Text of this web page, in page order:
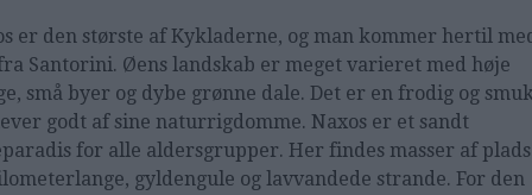
er den største af Kykladerne, og man kommer hertil
Santorini. Øens landskab er meget varieret med høje
små byer og dybe grønne dale. Det er en frodig og
godt af sine naturrigdomme. Naxos er et sandt
for alle aldersgrupper. Her findes masser af
gyldengule og lavvandede strande. For den